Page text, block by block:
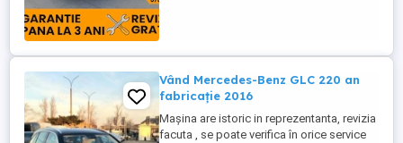
Vând Mercedes-Benz GLC 220 an
fabricație 2016
Mașina are istoric in reprezentanta, revizia
facuta , se poate verifica în orice service